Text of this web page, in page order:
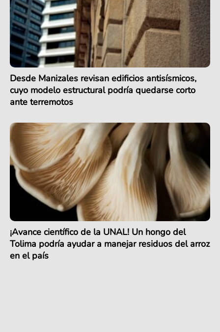
Desde Manizales revisan edificios antisísmicos,
cuyo modelo estructural podría quedarse corto
ante terremotos
¡Avance científico de la UNAL! Un hongo del
Tolima podría ayudar a manejar residuos del arroz
en el país